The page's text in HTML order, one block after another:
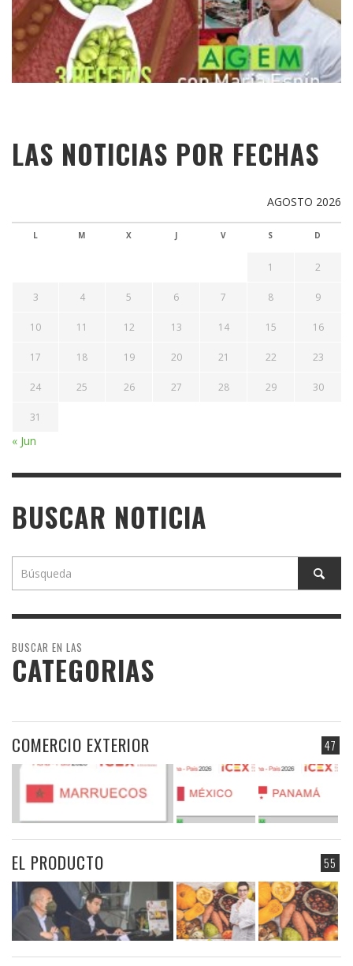
LAS NOTICIAS POR FECHAS
AGOSTO 2026
L M X J V S D
1 2
3 4 5 6 7 8 9
10 11 12 13 14 15 16
17 18 19 20 21 22 23
24 25 26 27 28 29 30
31
« Jun
BUSCAR NOTICIA
BUSCAR EN LAS
CATEGORIAS
47
COMERCIO EXTERIOR
55
EL PRODUCTO